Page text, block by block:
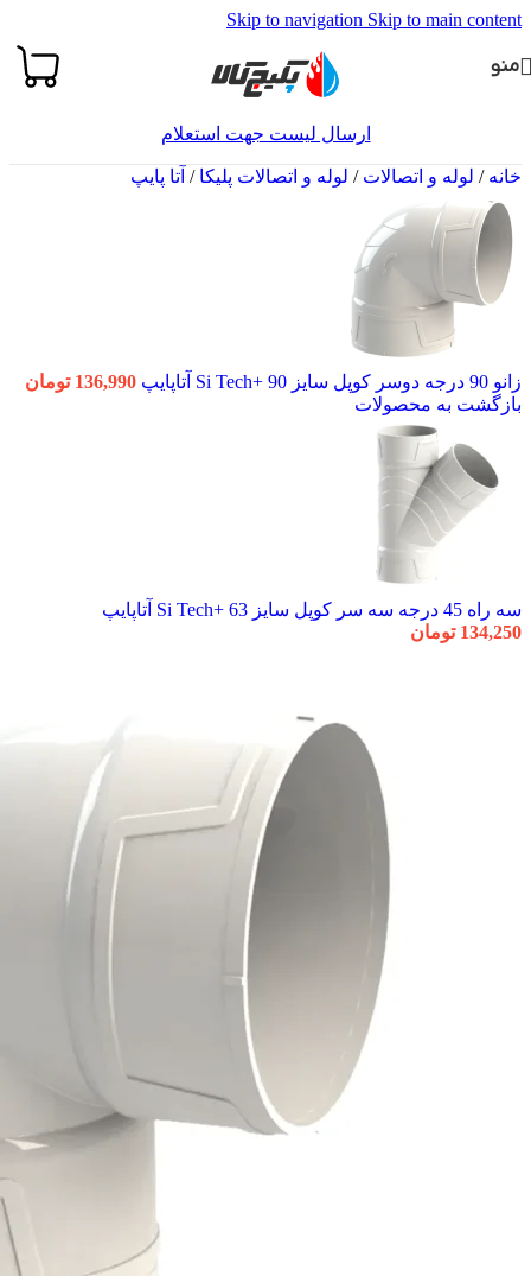
Skip to navigation Skip to main content
منو
ارسال لیست جهت استعلام
خانه/ لوله و اتصالات/ لوله و اتصالات پلیکا/ آتا پایپ
زانو 90 درجه دوسر کوپل سایز 90 +Si Tech آتاپایپ 136,990 تومان
بازگشت به محصولات
سه راه 45 درجه سه سر کوپل سایز 63 +Si Tech آتاپایپ
134,250 تومان